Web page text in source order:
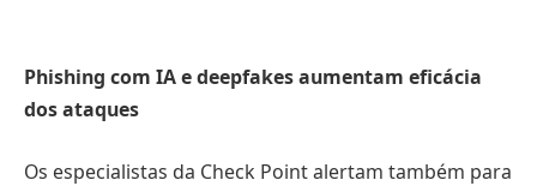
Phishing com IA e deepfakes aumentam eficácia
dos ataques
Os especialistas da Check Point alertam também para